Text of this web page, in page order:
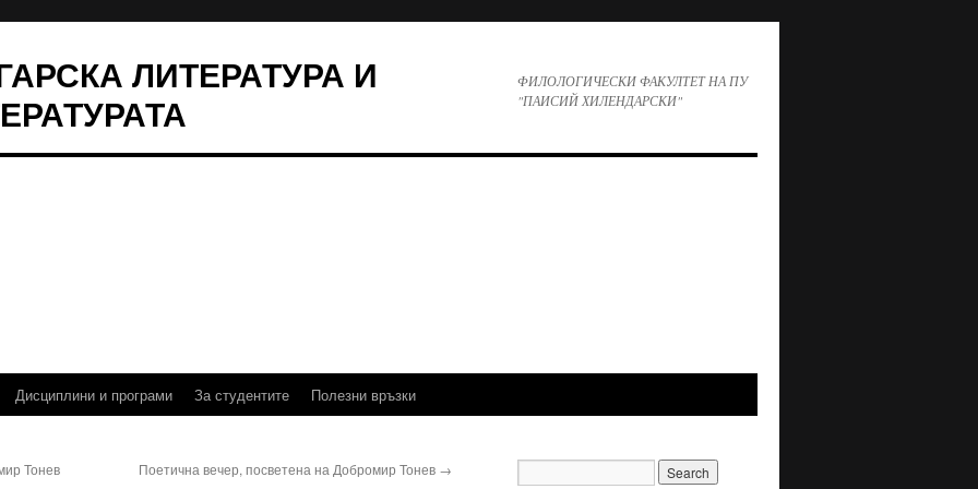
ЛИТЕРАТУРА И
ФИЛОЛОГИЧЕСКИ ФАКУЛТЕТ НА ПУ
"ПАИСИЙ ХИЛЕНДАРСКИ"
Дисциплини и програми За студентите Полезни връзки
Тонев Поетична вечер, посветена на Добромир Тонев →